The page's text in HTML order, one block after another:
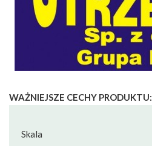
WAŻNIEJSZE CECHY PRODUKTU:
Skala